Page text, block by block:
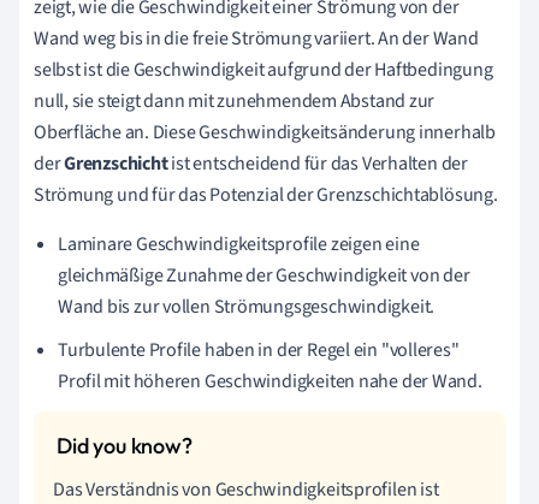
zeigt, wie die Geschwindigkeit einer Strömung von der
Wand weg bis in die freie Strömung variiert. An der Wand
selbst ist die Geschwindigkeit aufgrund der Haftbedingung
null, sie steigt dann mit zunehmendem Abstand zur
Oberfläche an. Diese Geschwindigkeitsänderung innerhalb
derGrenzschichtist entscheidend für das Verhalten der
Strömung und für das Potenzial der Grenzschichtablösung.
Laminare Geschwindigkeitsprofile zeigen eine
gleichmäßige Zunahme der Geschwindigkeit von der
Wand bis zur vollen Strömungsgeschwindigkeit.
Turbulente Profile haben in der Regel ein "volleres"
Profil mit höheren Geschwindigkeiten nahe der Wand.
Das Verständnis von Geschwindigkeitsprofilen ist